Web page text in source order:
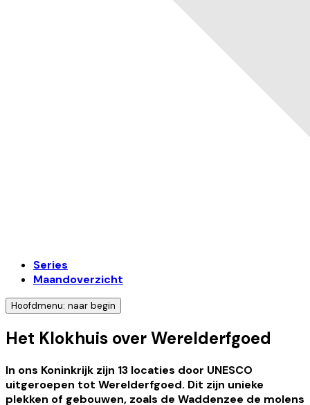
Series
Maandoverzicht
Hoofdmenu: naar begin
Het Klokhuis over Werelderfgoed
In ons Koninkrijk zijn 13 locaties door UNESCO
uitgeroepen tot Werelderfgoed. Dit zijn unieke
plekken of gebouwen, zoals de Waddenzee de molens